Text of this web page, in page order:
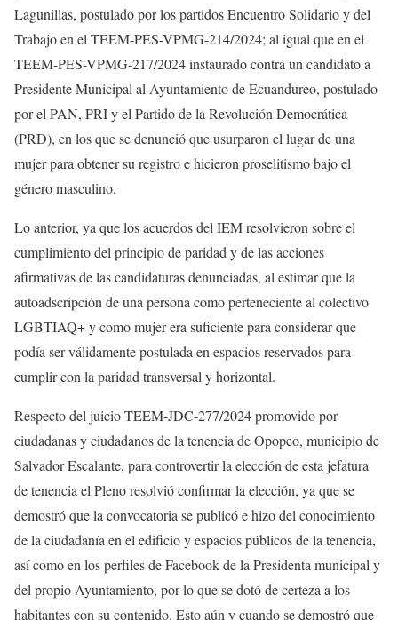
Lagunillas, postulado por los partidos Encuentro Solidario y del
Trabajo en el TEEM-PES-VPMG-214/2024; al igual que en el
TEEM-PES-VPMG-217/2024 instaurado contra un candidato a
Presidente Municipal al Ayuntamiento de Ecuandureo, postulado
por el PAN, PRI y el Partido de la Revolución Democrática
(PRD), en los que se denunció que usurparon el lugar de una
mujer para obtener su registro e hicieron proselitismo bajo el
género masculino.
Lo anterior, ya que los acuerdos del IEM resolvieron sobre el
cumplimiento del principio de paridad y de las acciones
afirmativas de las candidaturas denunciadas, al estimar que la
autoadscripción de una persona como perteneciente al colectivo
LGBTIAQ+ y como mujer era suficiente para considerar que
podía ser válidamente postulada en espacios reservados para
cumplir con la paridad transversal y horizontal.
Respecto del juicio TEEM-JDC-277/2024 promovido por
ciudadanas y ciudadanos de la tenencia de Opopeo, municipio de
Salvador Escalante, para controvertir la elección de esta jefatura
de tenencia el Pleno resolvió confirmar la elección, ya que se
demostró que la convocatoria se publicó e hizo del conocimiento
de la ciudadanía en el edificio y espacios públicos de la tenencia,
así como en los perfiles de Facebook de la Presidenta municipal y
del propio Ayuntamiento, por lo que se dotó de certeza a los
habitantes con su contenido. Esto aún y cuando se demostró que